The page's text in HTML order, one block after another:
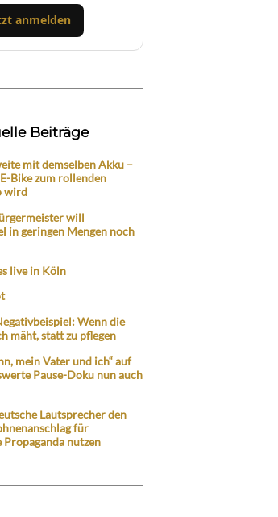
anmelden
Beiträge
mit demselben Akku –
Bike zum rollenden
wird
will
in geringen Mengen noch
live in Köln
Wenn die
mäht, statt zu pflegen
mein Vater und ich“ auf
Pause-Doku nun auch
Lautsprecher den
für
nutzen